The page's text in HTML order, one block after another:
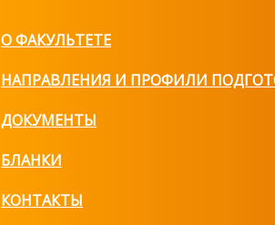
О ФАКУЛЬТЕТЕ
НАПРАВЛЕНИЯ И ПРОФИЛИ
ДОКУМЕНТЫ
БЛАНКИ
КОНТАКТЫ